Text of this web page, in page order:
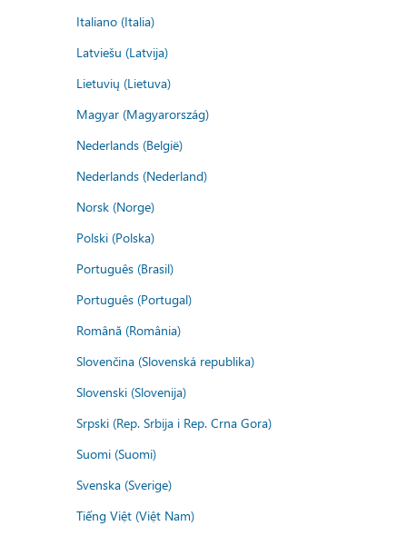
Italiano (Italia)
Latviešu (Latvija)
Lietuvių (Lietuva)
Magyar (Magyarország)
Nederlands (België)
Nederlands (Nederland)
Norsk (Norge)
Polski (Polska)
Português (Brasil)
Português (Portugal)
Română (România)
Slovenčina (Slovenská republika)
Slovenski (Slovenija)
Srpski (Rep. Srbija i Rep. Crna Gora)
Suomi (Suomi)
Svenska (Sverige)
Tiếng Việt (Việt Nam)